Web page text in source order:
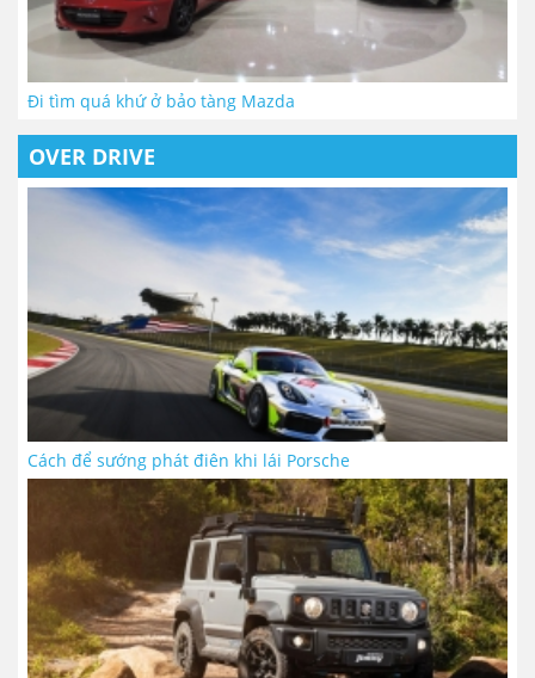
Đi tìm quá khứ ở bảo tàng Mazda
OVER DRIVE
Cách để sướng phát điên khi lái Porsche